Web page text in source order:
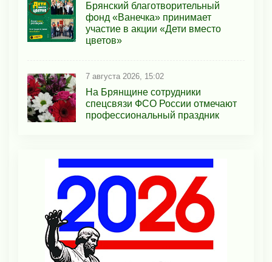
Брянский благотворительный
фонд «Ванечка» принимает
участие в акции «Дети вместо
цветов»
7 августа 2026, 15:02
На Брянщине сотрудники
спецсвязи ФСО России отмечают
профессиональный праздник